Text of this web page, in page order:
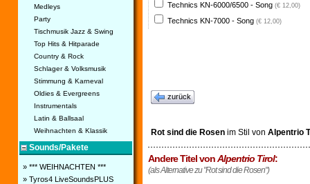
Medleys
Party
Tischmusik Jazz & Swing
Top Hits & Hitparade
Country & Rock
Schlager & Volksmusik
Stimmung & Karneval
Oldies & Evergreens
Instrumentals
Latin & Ballsaal
Weihnachten & Klassik
Sounds/Pakete
» *** WEIHNACHTEN ***
» Tyros4 LiveSoundsPLUS
Technics KN-6000/6500 - Song (€ 12,00)
Technics KN-7000 - Song (€ 12,00)
zurück
Rot sind die Rosenim Stil von Alpentrio
Andere Titel vonAlpentrio Tirol:
(als Alternative zu "Rot sind die Rosen")